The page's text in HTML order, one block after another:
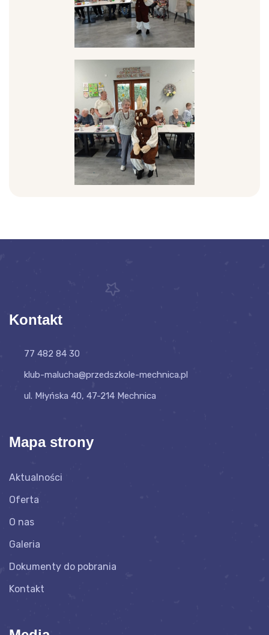
Kontakt
77 482 84 30
klub-malucha@przedszkole-mechnica.pl
ul. Młyńska 40, 47-214 Mechnica
Mapa strony
Aktualności
Oferta
O nas
Galeria
Dokumenty do pobrania
Kontakt